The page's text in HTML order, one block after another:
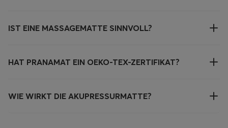
IST EINE MASSAGEMATTE SINNVOLL?
HAT PRANAMAT EIN OEKO-TEX-ZERTIFIKAT?
WIE WIRKT DIE AKUPRESSURMATTE?